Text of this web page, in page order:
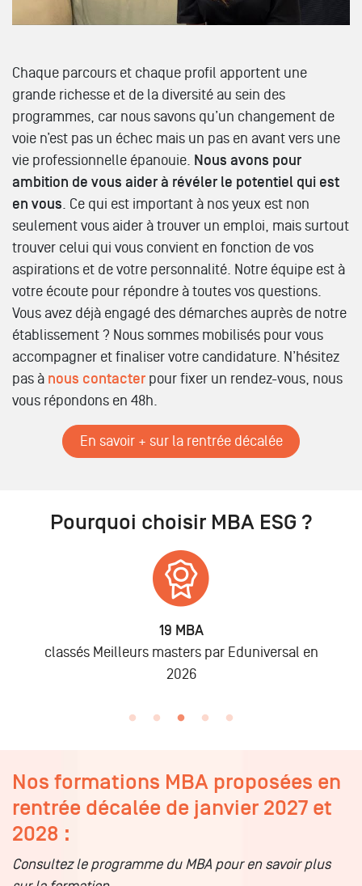
Chaque parcours et chaque profil apportent une
grande richesse et de la diversité au sein des
programmes, car nous savons qu’un changement de
voie n’est pas un échec mais un pas en avant vers une
vie professionnelle épanouie. Nous avons pour
ambition de vous aider à révéler le potentiel qui est
en vous . Ce qui est important à nos yeux est non
seulement vous aider à trouver un emploi, mais surtout
trouver celui qui vous convient en fonction de vos
aspirations et de votre personnalité. Notre équipe est à
votre écoute pour répondre à toutes vos questions.
Vous avez déjà engagé des démarches auprès de notre
établissement ? Nous sommes mobilisés pour vous
accompagner et finaliser votre candidature. N’hésitez
pas à nous contacter pour fixer un rendez-vous, nous
vous répondons en 48h.
En savoir + sur la rentrée décalée
Pourquoi choisir MBA ESG ?
6 875Alumni
lors des promo 2019 à 2025
Nos formations MBA proposées en
rentrée décalée de janvier 2027 et
2028 :
Consultez le programme du MBA pour en savoir plus